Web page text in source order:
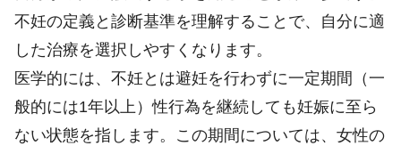
不妊の定義と診断基準を理解することで、自分に適
した治療を選択しやすくなります。
医学的には、不妊とは避妊を行わずに一定期間（一
般的には1年以上）性行為を継続しても妊娠に至ら
ない状態を指します。この期間については、女性の